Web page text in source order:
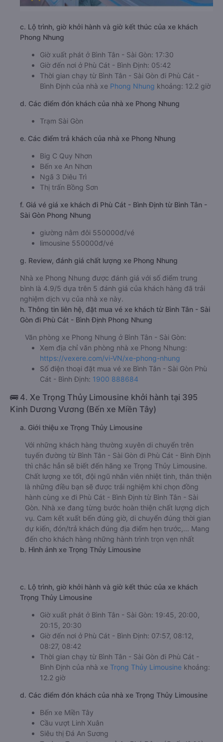
c. Lộ trình, giờ khởi hành và giờ kết thúc của xe khách
Phong Nhung
Giờ xuất phát ở Bình Tân - Sài Gòn: 17:30
Giờ đến nơi ở Phù Cát - Bình Định: 05:42
Thời gian chạy từ Bình Tân - Sài Gòn đi Phù Cát -
Bình Định của nhà xe Phong Nhung khoảng: 12.2 giờ
d. Các điểm đón khách của nhà xe Phong Nhung
Trạm Sài Gòn
e. Các điểm trả khách của nhà xe Phong Nhung
Big C Quy Nhơn
Bến xe An Nhơn
Ngã 3 Diêu Trì
Thị trấn Bồng Sơn
f. Giá vé giá xe khách đi Phù Cát - Bình Định từ Bình Tân -
Sài Gòn Phong Nhung
giường nằm đôi 550000đ/vé
limousine 550000đ/vé
g. Review, đánh giá chất lượng xe Phong Nhung
Nhà xe Phong Nhung được đánh giá với số điểm trung
bình là 4.9/5 dựa trên 5 đánh giá của khách hàng đã trải
nghiệm dịch vụ của nhà xe này.
h. Thông tin liên hệ, đặt mua vé xe khách từ Bình Tân - Sài
Gòn đi Phù Cát - Bình Định Phong Nhung
Văn phòng xe Phong Nhung ở Bình Tân - Sài Gòn:
Xem địa chỉ văn phòng nhà xe Phong Nhung:
https://vexere.com/vi-VN/xe-phong-nhung
Số điện thoại đặt mua vé xe Bình Tân - Sài Gòn Phù
Cát - Bình Định: 1900 888684
🚌 4. Xe Trọng Thủy Limousine khởi hành tại 395
Kinh Dương Vương (Bến xe Miền Tây)
a. Giới thiệu xe Trọng Thủy Limousine
Với những khách hàng thường xuyên di chuyển trên
tuyến đường từ Bình Tân - Sài Gòn đi Phù Cát - Bình Định
thì chắc hẳn sẽ biết đến hãng xe Trọng Thủy Limousine.
Chất lượng xe tốt, đội ngũ nhân viên nhiệt tình, thân thiện
là những điều bạn sẽ được trải nghiệm khi chọn đồng
hành cùng xe đi Phù Cát - Bình Định từ Bình Tân - Sài
Gòn. Nhà xe đang từng bước hoàn thiện chất lượng dịch
vụ. Cam kết xuất bến đúng giờ, di chuyển đúng thời gian
dự kiến, đón/trả khách đúng địa điểm hẹn trước,... Mang
đến cho khách hàng những hành trình trọn vẹn nhất
b. Hình ảnh xe Trọng Thủy Limousine
c. Lộ trình, giờ khởi hành và giờ kết thúc của xe khách
Trọng Thủy Limousine
Giờ xuất phát ở Bình Tân - Sài Gòn: 19:45, 20:00,
20:15, 20:30
Giờ đến nơi ở Phù Cát - Bình Định: 07:57, 08:12,
08:27, 08:42
Thời gian chạy từ Bình Tân - Sài Gòn đi Phù Cát -
Bình Định của nhà xe Trọng Thủy Limousine khoảng:
12.2 giờ
d. Các điểm đón khách của nhà xe Trọng Thủy Limousine
Bến xe Miền Tây
Cầu vượt Linh Xuân
Siêu thị Đá An Sương